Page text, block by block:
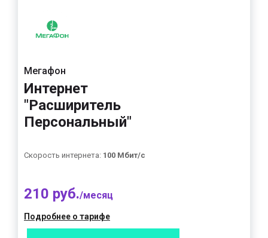
Мегафон
Интернет
"Расширитель
Персональный"
Скорость интернета: 100 Мбит/с
210 руб./месяц
Подробнее о тарифе